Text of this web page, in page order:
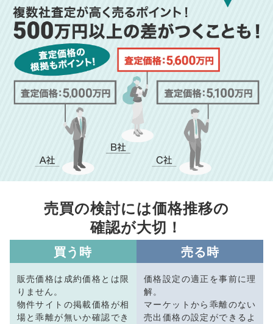
売買の検討には価格推移の
確認が大切！
買う時
販売価格は成約価格とは限
りません。
物件サイトの掲載価格が相
場と乖離が無いか確認でき
売る時
価格設定の適正を事前に理
解。
マーケットから乖離のない
売出価格の設定ができるよ